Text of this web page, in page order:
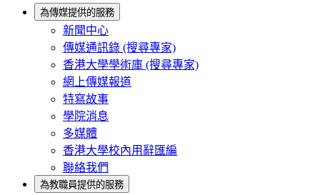
為傳媒提供的服務
新聞中心
傳媒通訊錄 (搜尋專家)
香港大學學術庫 (搜尋專家)
網上傳媒報道
特寫故事
學院消息
多媒體
香港大學校內用辭匯編
聯絡我們
為教職員提供的服務